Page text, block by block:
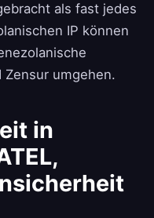
als fast jedes
IP können
umgehen.
in